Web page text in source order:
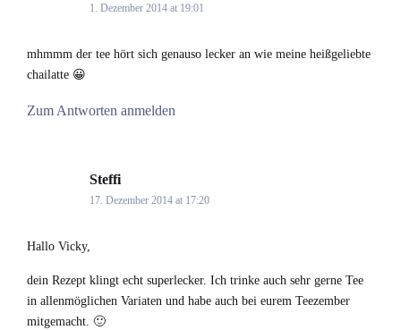
1. Dezember 2014 at 19:01
mhmmm der tee hört sich genauso lecker an wie meine heißgeliebte
chailatte 😀
Zum Antworten anmelden
Steffi
17. Dezember 2014 at 17:20
Hallo Vicky,
dein Rezept klingt echt superlecker. Ich trinke auch sehr gerne Tee
in allenmöglichen Variaten und habe auch bei eurem Teezember
mitgemacht. 🙂